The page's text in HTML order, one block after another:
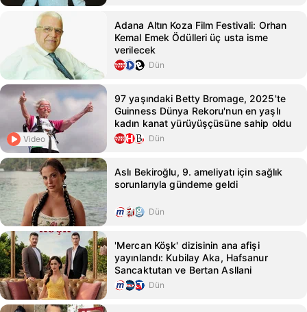
Adana Altın Koza Film Festivali: Orhan
Kemal Emek Ödülleri üç usta isme
verilecek
Dün
Video
97 yaşındaki Betty Bromage, 2025'te
Guinness Dünya Rekoru'nun en yaşlı
kadın kanat yürüyüşçüsüne sahip oldu
Dün
Aslı Bekiroğlu, 9. ameliyatı için sağlık
sorunlarıyla gündeme geldi
Dün
'Mercan Köşk' dizisinin ana afişi
yayınlandı: Kubilay Aka, Hafsanur
Sancaktutan ve Bertan Asllani
Dün